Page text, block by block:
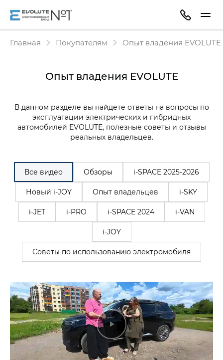
Главная Покупателям Опыт владения EVOLUTE
Опыт владения EVOLUTE
В данном разделе вы найдете ответы на вопросы по
эксплуатации электрических и гибридных
автомобилей EVOLUTE, полезные советы и отзывы
реальных владельцев.
Все видео Обзоры i‑SPACE 2025-2026
Новый i-JOY Опыт владельцев i-SKY
i-JET i-PRO i-SPACE 2024 i-VAN
i-JOY
Советы по использованию электромобиля